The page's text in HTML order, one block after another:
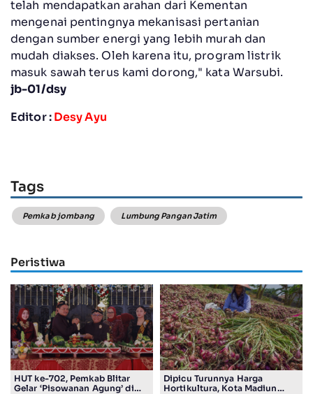
telah mendapatkan arahan dari Kementan
mengenai pentingnya mekanisasi pertanian
dengan sumber energi yang lebih murah dan
mudah diakses. Oleh karena itu, program listrik
masuk sawah terus kami dorong," kata Warsubi.
jb-01/dsy
Editor :Desy Ayu
Tags
Pemkab jombang Lumbung Pangan Jatim
Peristiwa
HUT ke-702, Pemkab Blitar
Gelar ‘Pisowanan Agung’ di
Dipicu Turunnya Harga
Hortikultura, Kota Madiun